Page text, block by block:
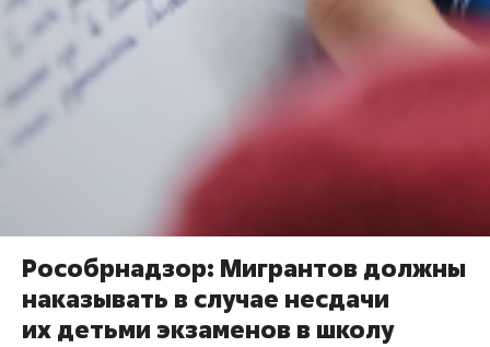
Рособрнадзор: Мигрантов должны
наказывать в случае несдачи
их детьми экзаменов в школу